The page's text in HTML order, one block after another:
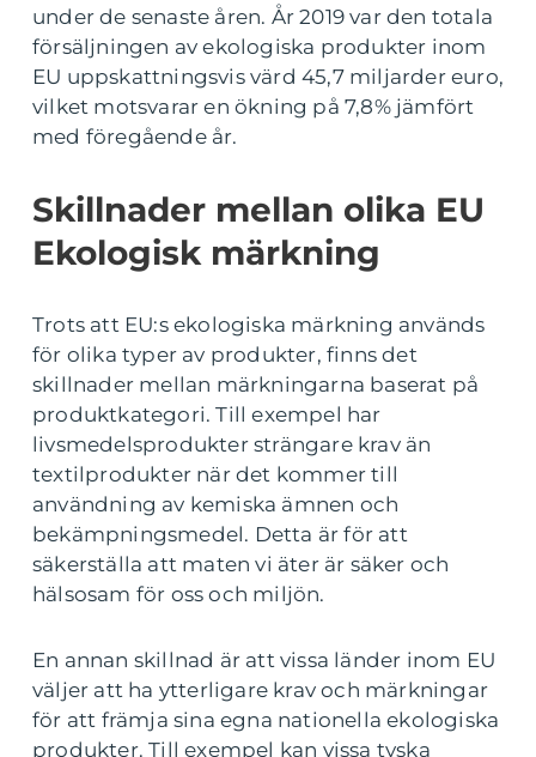
under de senaste åren. År 2019 var den totala
försäljningen av ekologiska produkter inom
EU uppskattningsvis värd 45,7 miljarder euro,
vilket motsvarar en ökning på 7,8% jämfört
med föregående år.
Skillnader mellan olika EU
Ekologisk märkning
Trots att EU:s ekologiska märkning används
för olika typer av produkter, finns det
skillnader mellan märkningarna baserat på
produktkategori. Till exempel har
livsmedelsprodukter strängare krav än
textilprodukter när det kommer till
användning av kemiska ämnen och
bekämpningsmedel. Detta är för att
säkerställa att maten vi äter är säker och
hälsosam för oss och miljön.
En annan skillnad är att vissa länder inom EU
väljer att ha ytterligare krav och märkningar
för att främja sina egna nationella ekologiska
produkter. Till exempel kan vissa tyska